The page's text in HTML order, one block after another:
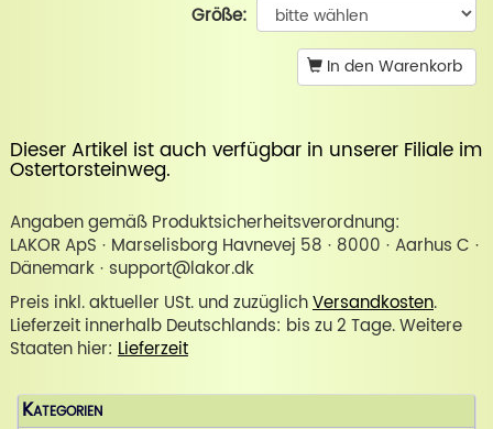
Größe:
In den Warenkorb
Dieser Artikel ist auch verfügbar in unserer Filiale im
Ostertorsteinweg.
Angaben gemäß Produktsicherheitsverordnung:
LAKOR ApS · Marselisborg Havnevej 58 · 8000 · Aarhus C ·
Dänemark · support@lakor.dk
Preis inkl. aktueller USt. und zuzüglichVersandkosten.
Lieferzeit innerhalb Deutschlands: bis zu 2 Tage. Weitere
Staaten hier: Lieferzeit
Kategorien